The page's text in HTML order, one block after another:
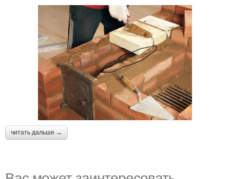
читать дальше →